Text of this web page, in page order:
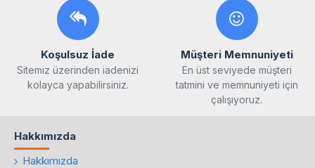
Koşulsuz İade
Sitemiz üzerinden iadenizi
kolayca yapabilirsiniz.
Müşteri Memnuniyeti
En üst seviyede müşteri
tatmini ve memnuniyeti için
çalışıyoruz.
Hakkımızda
Hakkımızda